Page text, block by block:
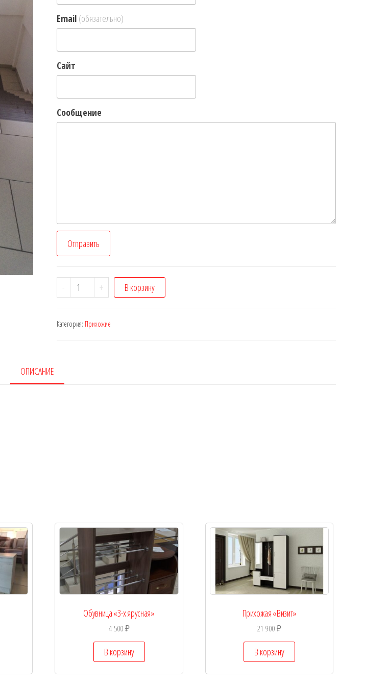
Email (обязательно)
Сайт
Сообщение
Отправить
-
Количество
Обувница
+ В корзину
Категория: Прихожие
ОПИСАНИЕ
Обувница «3-х ярусная»
4 500₽
В корзину
Прихожая «Визит»
21 900₽
В корзину